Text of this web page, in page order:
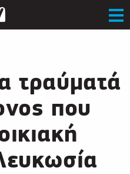
τραύματά
που